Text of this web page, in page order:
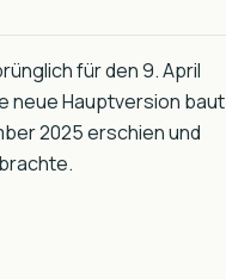
für den 9. April
neue Hauptversion baut
2025 erschien und